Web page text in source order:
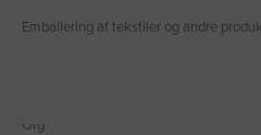
Emballering af tekstiler og andre
Org